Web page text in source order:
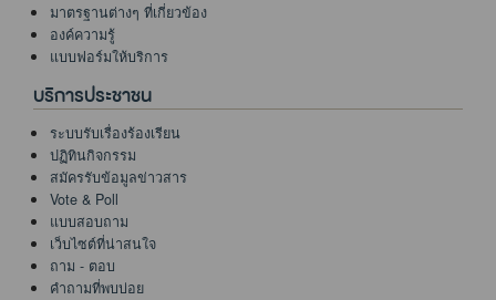
มาตรฐานต่างๆ ที่เกี่ยวข้อง
องค์ความรู้
แบบฟอร์มให้บริการ
บริการประชาชน
ระบบรับเรื่องร้องเรียน
ปฏิทินกิจกรรม
สมัครรับข้อมูลข่าวสาร
Vote & Poll
แบบสอบถาม
เว็บไซต์ที่น่าสนใจ
ถาม - ตอบ
คำถามที่พบบ่อย